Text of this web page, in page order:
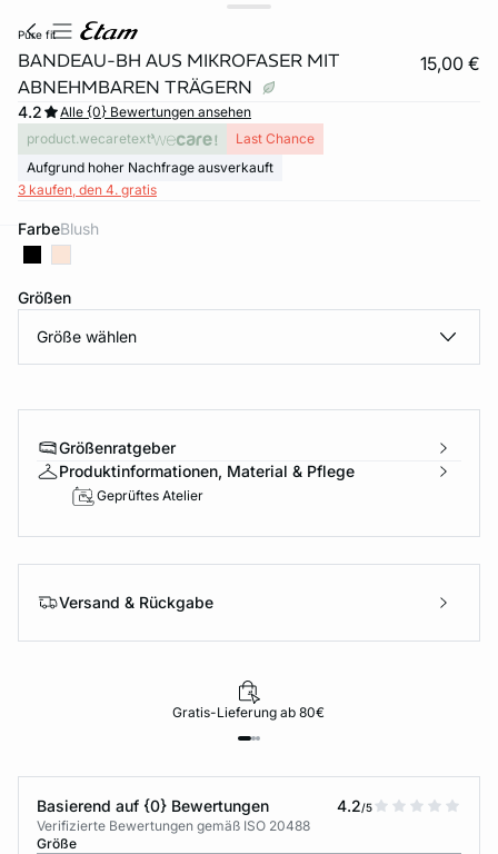
pure fit
BANDEAU-BH AUS MIKROFASER MIT
ABNEHMBAREN TRÄGERN
15,00 €
4.2
Alle {0} Bewertungen ansehen
product.wecaretext
Last Chance
Aufgrund hoher Nachfrage ausverkauft
3 kaufen, den 4. gratis
Farbe blush
Größen
Größe wählen
Größenratgeber
Produktinformationen, Material & Pflege
Geprüftes Atelier
Versand & Rückgabe
Gratis-Lieferung ab 80€
Basierend auf {0} Bewertungen 4.2/5
Verifizierte Bewertungen gemäß ISO 20488
Größe